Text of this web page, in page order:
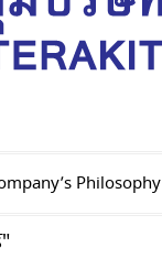
Philosophy